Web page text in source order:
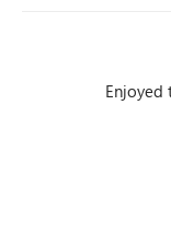
Enjoyed